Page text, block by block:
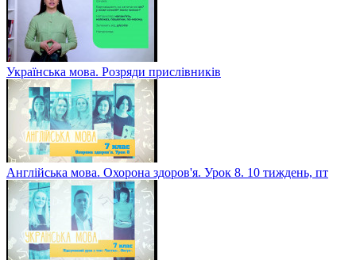
Українська мова. Розряди прислівників
Англійська мова. Охорона здоров'я. Урок 8. 10 тиждень, пт